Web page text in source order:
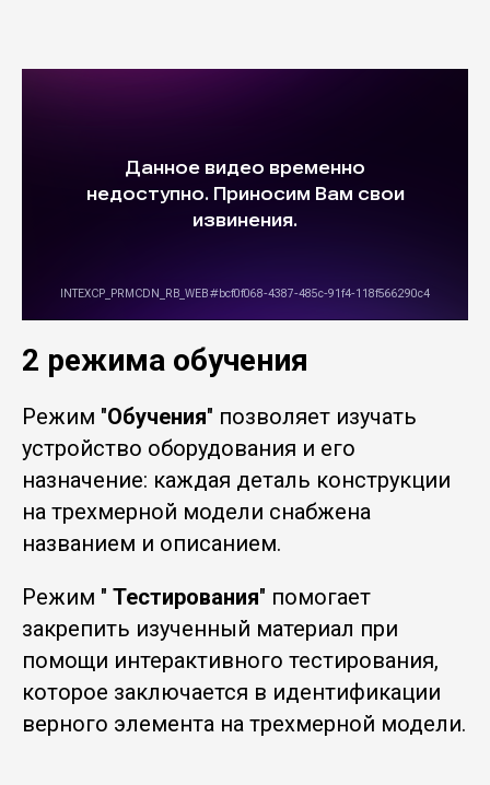
2 режима обучения
Режим "Обучения" позволяет изучать
устройство оборудования и его
назначение: каждая деталь конструкции
на трехмерной модели снабжена
названием и описанием.
Режим " Тестирования" помогает
закрепить изученный материал при
помощи интерактивного тестирования,
которое заключается в идентификации
верного элемента на трехмерной модели.